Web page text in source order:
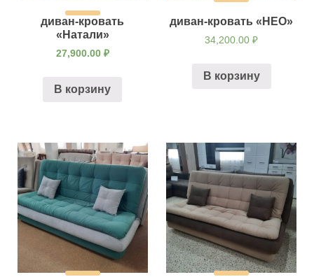
диван-кровать
«Натали»
27,900.00 ₽
В корзину
диван-кровать «НЕО»
34,200.00₽
В корзину